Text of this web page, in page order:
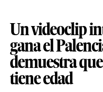
Un videoclip
gana el
demuestra
tiene edad